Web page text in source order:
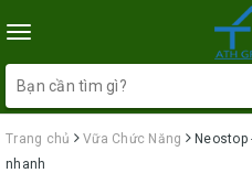
Toggle
navigation
Trang chủ Vữa Chức Năng
nhanh